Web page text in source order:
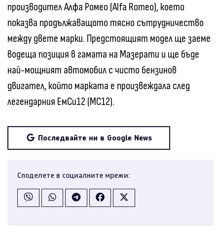
производител Алфа Ромео (Alfa Romeo), което
показва продължаващото тясно сътрудничество
между двете марки. Предстоящият модел ще заеме
водеща позиция в гамата на Мазерати и ще бъде
най-мощният автомобил с чисто бензинов
двигател, който марката е произвеждала след
легендарния ЕмСи12 (MC12).
Последвайте ни в Google News
Споделете в социалните мрежи: